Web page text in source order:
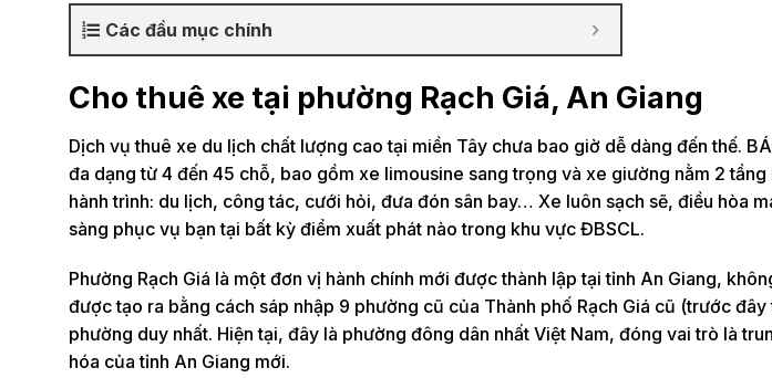
Các đầu mục chính
Cho thuê xe tại phường Rạch Giá, An Giang
Dịch vụ thuê xe du lịch chất lượng cao tại miền Tây chưa bao giờ dễ dàng đến thế.
đa dạng từ 4 đến 45 chỗ, bao gồm xe limousine sang trọng và xe giường nằm 2
hành trình: du lịch, công tác, cưới hỏi, đưa đón sân bay… Xe luôn sạch sẽ, điều hòa
sàng phục vụ bạn tại bất kỳ điểm xuất phát nào trong khu vực ĐBSCL.
Phường Rạch Giá là một đơn vị hành chính mới được thành lập tại tỉnh An Giang,
được tạo ra bằng cách sáp nhập 9 phường cũ của Thành phố Rạch Giá cũ (trước
phường duy nhất. Hiện tại, đây là phường đông dân nhất Việt Nam, đóng vai trò là
hóa của tỉnh An Giang mới.